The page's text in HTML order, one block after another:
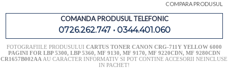
COMPARA PRODUSUL
COMANDA PRODUSUL TELEFONIC
0726.262.747 • 0344.401.060
FOTOGRAFIILE PRODUSULUI CARTUS TONER CANON CRG-711Y YELLOW 6000
PAGINI FOR LBP 5300, LBP 5360, MF 9130, MF 9170, MF 9220CDN, MF 9280CDN
CR1657B002AAAU CARACTER INFORMATIV SI POT CONTINE ACCESORII NEINCLUSE
IN PACHET!